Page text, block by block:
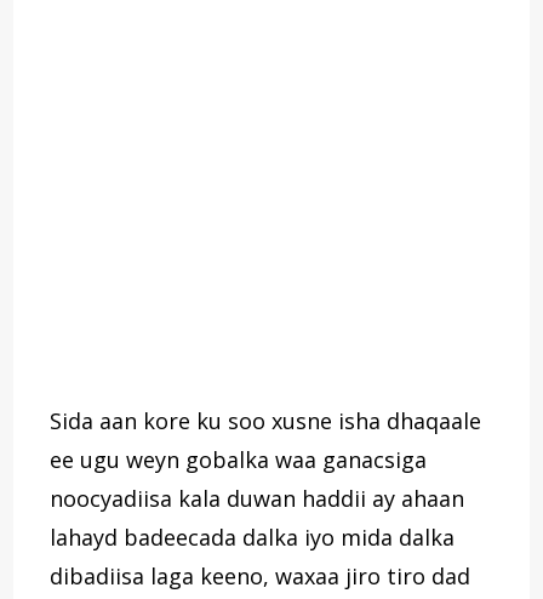
Sida aan kore ku soo xusne isha dhaqaale
ee ugu weyn gobalka waa ganacsiga
noocyadiisa kala duwan haddii ay ahaan
lahayd badeecada dalka iyo mida dalka
dibadiisa laga keeno, waxaa jiro tiro dad